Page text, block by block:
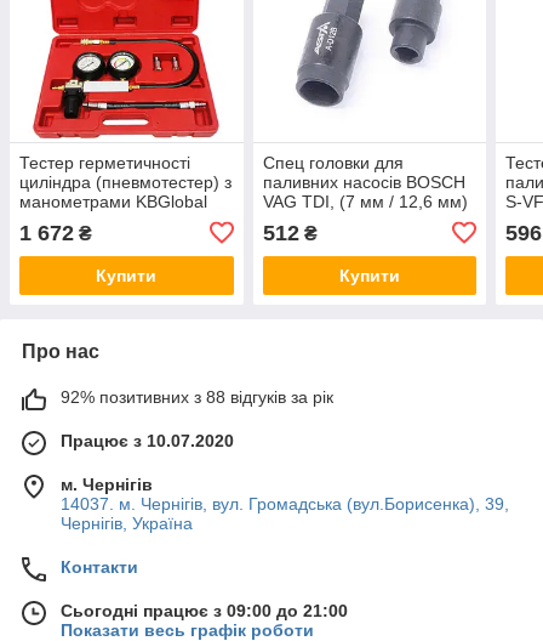
Тестер герметичності
циліндра (пневмотестер) з
манометрами KBGlobal
1 672 ₴
Купити
Спец головки для
паливних насосів BOSCH
VAG TDI, (7 мм / 12,6 мм)
512₴
Купити
S-
596
Про нас
92% позитивних з 88 відгуків за рік
Працює з 10.07.2020
м. Чернігів
14037. м. Чернігів, вул. Громадська (вул.Борисенка), 39,
Чернігів, Україна
Контакти
Сьогодні працює з 09:00 до 21:00
Показати весь графік роботи